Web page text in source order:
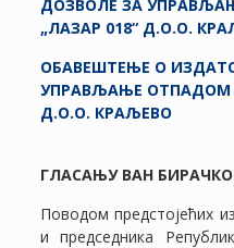
ДОЗВОЛЕ ЗА
„ЛАЗАР 018“ Д.О.О.
ОБАВЕШТЕЊЕ О
УПРАВЉАЊЕ ОТПАДОМ
Д.О.О. КРАЉЕВО
ГЛАСАЊУ ВАН
Поводом предстојећих
и председника